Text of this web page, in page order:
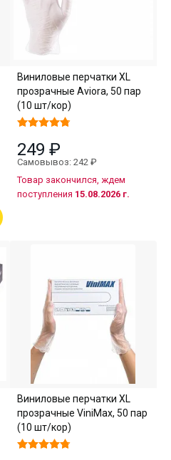
Виниловые перчатки XL
прозрачные Aviora, 50 пар
(10 шт/кор)
249 ₽
Самовывоз: 242 ₽
Товар закончился, ждем
поступления 15.08.2026 г.
Виниловые перчатки XL
прозрачные ViniMax, 50 пар
(10 шт/кор)